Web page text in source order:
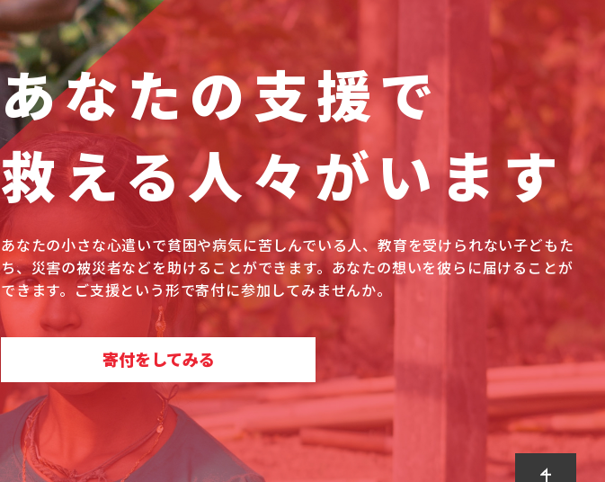
あなたの支援で
救える人々がいます
あなたの小さな心遣いで貧困や病気に苦しんでいる人、教育を受けられない子どもた
ち、災害の被災者などを助けることができます。あなたの想いを彼らに届けることが
できます。ご支援という形で寄付に参加してみませんか。
寄付をしてみる